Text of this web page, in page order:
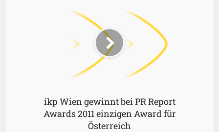
ikp Wien gewinnt bei PR Report
Awards 2011 einzigen Award für
Österreich